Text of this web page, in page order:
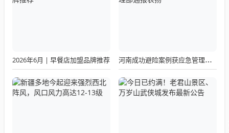
2026年6月 | 早餐店加盟品牌推荐 河南成功避险案例获应急管理部通报表扬